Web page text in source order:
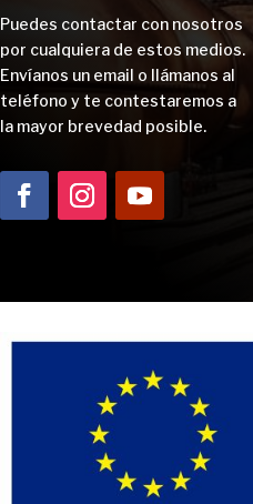
Puedes contactar con nosotros
por cualquiera de estos medios.
Envíanos un email o llámanos al
teléfono y te contestaremos a
la mayor brevedad posible.